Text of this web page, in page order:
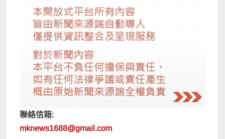
聯絡信箱:
mknews1688@gmail.com